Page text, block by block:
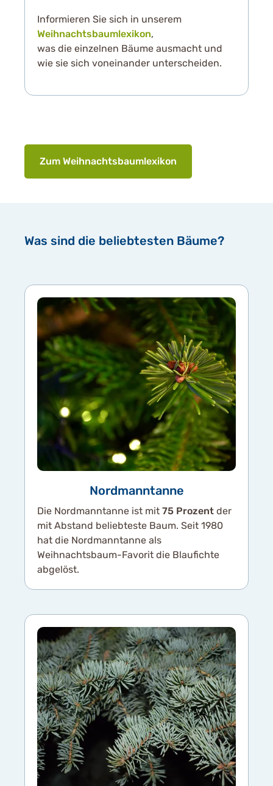
Informieren Sie sich in unserem
Weihnachtsbaumlexikon,
was die einzelnen Bäume ausmacht und
wie sie sich voneinander unterscheiden.
Zum Weihnachtsbaumlexikon
Was sind die beliebtesten Bäume?
Nordmanntanne
Die Nordmanntanne ist mit 75 Prozent der
mit Abstand beliebteste Baum. Seit 1980
hat die Nordmanntanne als
Weihnachtsbaum-Favorit die Blaufichte
abgelöst.